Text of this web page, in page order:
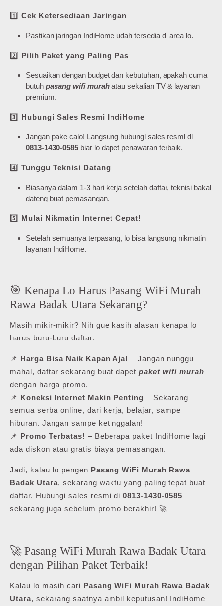
1️⃣ Cek Ketersediaan Jaringan
Pastikan jaringan IndiHome udah tersedia di area lo.
2️⃣ Pilih Paket yang Paling Pas
Sesuaikan dengan budget dan kebutuhan, apakah cuma
butuh pasang wifi murah atau sekalian TV & layanan
premium.
3️⃣ Hubungi Sales Resmi IndiHome
Jangan pake calo! Langsung hubungi sales resmi di
0813-1430-0585 biar lo dapet penawaran terbaik.
4️⃣ Tunggu Teknisi Datang
Biasanya dalam 1-3 hari kerja setelah daftar, teknisi bakal
dateng buat pemasangan.
5️⃣ Mulai Nikmatin Internet Cepat!
Setelah semuanya terpasang, lo bisa langsung nikmatin
layanan IndiHome.
🎯 Kenapa Lo Harus Pasang WiFi Murah
Rawa Badak Utara Sekarang?
Masih mikir-mikir? Nih gue kasih alasan kenapa lo
harus buru-buru daftar:
📌 Harga Bisa Naik Kapan Aja! – Jangan nunggu
mahal, daftar sekarang buat dapet paket wifi murah
dengan harga promo.
📌 Koneksi Internet Makin Penting – Sekarang
semua serba online, dari kerja, belajar, sampe
hiburan. Jangan sampe ketinggalan!
📌 Promo Terbatas! – Beberapa paket IndiHome lagi
ada diskon atau gratis biaya pemasangan.
Jadi, kalau lo pengen Pasang WiFi Murah Rawa
Badak Utara, sekarang waktu yang paling tepat buat
daftar. Hubungi sales resmi di 0813-1430-0585
sekarang juga sebelum promo berakhir! 🚀
🚀 Pasang WiFi Murah Rawa Badak Utara
dengan Pilihan Paket Terbaik!
Kalau lo masih cari Pasang WiFi Murah Rawa Badak
Utara, sekarang saatnya ambil keputusan! IndiHome